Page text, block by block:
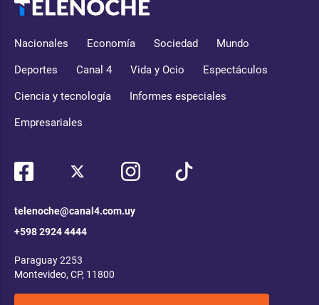
Nacionales Economía Sociedad Mundo
Deportes Canal 4 Vida y Ocio Espectáculos
Ciencia y tecnología Informes especiales
Empresariales
telenoche@canal4.com.uy
+598 2924 4444
Paraguay 2253
Montevideo, CP, 11800